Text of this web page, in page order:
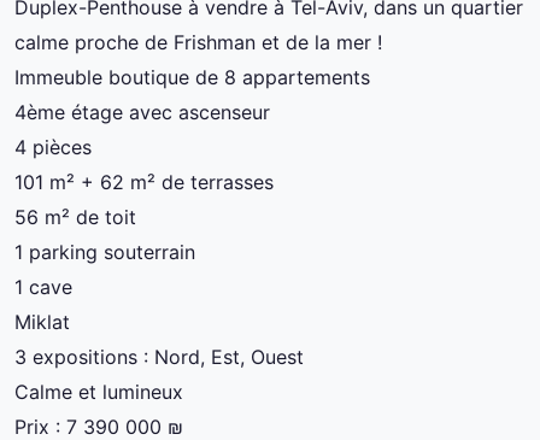
Duplex-Penthouse à vendre à Tel-Aviv, dans un quartier
calme proche de Frishman et de la mer !
Immeuble boutique de 8 appartements
4ème étage avec ascenseur
4 pièces
101 m² + 62 m² de terrasses
56 m² de toit
1 parking souterrain
1 cave
Miklat
3 expositions : Nord, Est, Ouest
Calme et lumineux
Prix : 7 390 000 ₪